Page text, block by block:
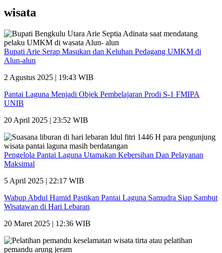
wisata
Bupati Arie Serap Masukan dan Keluhan Pedagang UMKM di
Alun-alun
2 Agustus 2025 | 19:43 WIB
Pantai Laguna Menjadi Objek Pembelajaran Prodi S-1 FMIPA
UNIB
20 April 2025 | 23:52 WIB
Pengelola Pantai Laguna Utamakan Kebersihan Dan Pelayanan
Maksimal
5 April 2025 | 22:17 WIB
Wabup Abdul Hamid Pastikan Pantai Laguna Samudra Siap Sambut
Wisatawan di Hari Lebaran
20 Maret 2025 | 12:36 WIB